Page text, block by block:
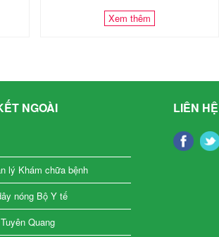
Xem thêm
NGOÀI
lý Khám chữa bệnh
nóng Bộ Y tế
Quang
LIÊN HỆ